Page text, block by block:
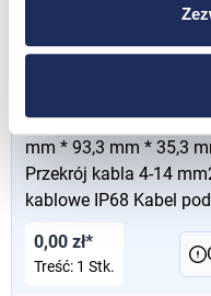
Wodoodporna
mm * 93,3 mm * 35,3
Przekrój kabla 4-14
kablowe IP68 Kabel
0,00 zł*
Treść: 1 Stk.